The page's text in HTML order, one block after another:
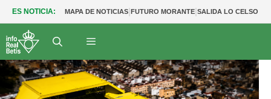
ES NOTICIA: MAPA DE NOTICIAS|FUTURO MORANTE|SALIDA LO CELSO